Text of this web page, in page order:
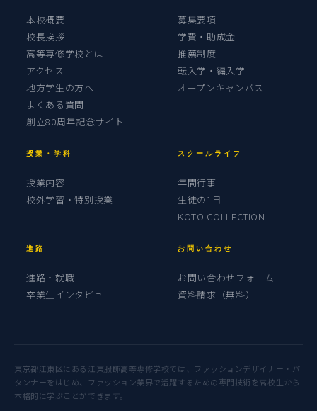
本校概要
校長挨拶
高等専修学校とは
アクセス
地方学生の方へ
よくある質問
創立80周年記念サイト
募集要項
学費・助成金
推薦制度
転入学・編入学
オープンキャンパス
授業・学科
授業内容
校外学習・特別授業
スクールライフ
年間行事
生徒の1日
KOTO COLLECTION
進路
進路・就職
卒業生インタビュー
お問い合わせ
お問い合わせフォーム
資料請求（無料）
東京都江東区にある江東服飾高等専修学校では、ファッションデザイナー・パ
タンナーをはじめ、ファッション業界で活躍するための専門技術を高校生から
本格的に学ぶことができます。